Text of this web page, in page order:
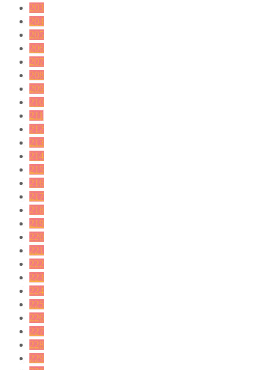
203
204
205
206
207
208
209
210
211
212
213
214
215
216
217
218
219
220
221
222
223
224
225
226
227
228
229